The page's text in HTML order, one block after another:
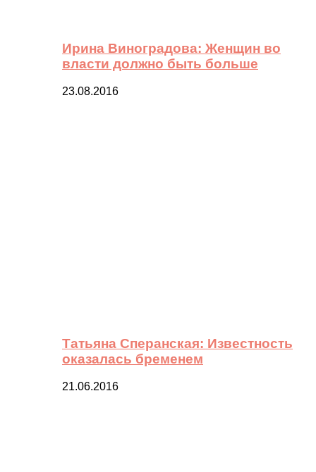
Ирина Виноградова: Женщин во
власти должно быть больше
23.08.2016
Татьяна Сперанская: Известность
оказалась бременем
21.06.2016